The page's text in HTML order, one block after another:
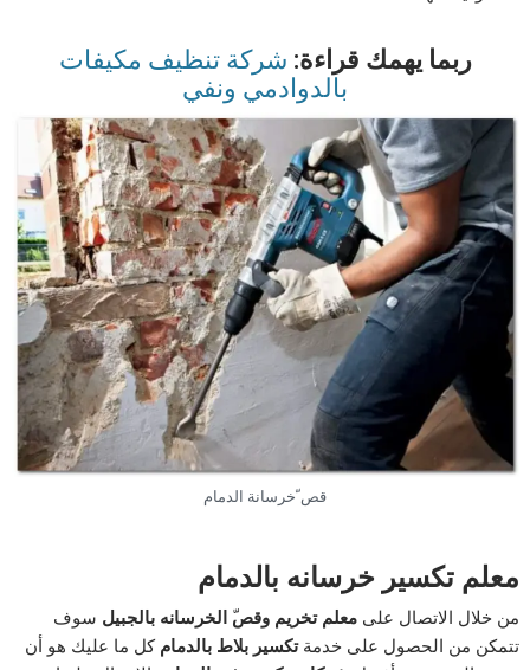
ربما يهمك قراءة: شركة تنظيف مكيفات
بالدوادمي ونفي
قص ّخرسانة الدمام
معلم تكسير خرسانه بالدمام
من خلال الاتصال على معلم تخريم وقص الخرسانه بالجبيل سوف
تتمكن من الحصول على خدمةتكسير بلاط بالدمامكل ما عليك هو أن